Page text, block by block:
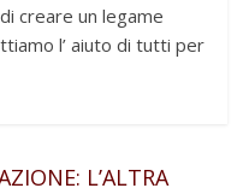
creare un legame
l’ aiuto di tutti per
L’ALTRA